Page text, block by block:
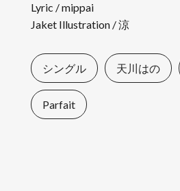
Lyric / mippai
Jaket Illustration / 涼
シングル 天川はの
Parfait